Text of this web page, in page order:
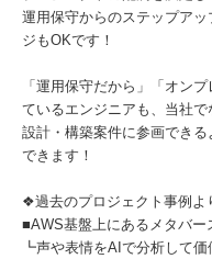
運用保守からのステップア
ジもOKです！
「運用保守だから」「オン
ているエンジニアも、当社
設計・構築案件に参画でき
できます！
❖過去のプロジェクト事例よ
■AWS基盤上にあるメタバー
┗声や表情をAIで分析して